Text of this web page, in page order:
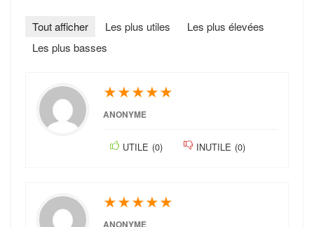
Tout afficher Les plus utiles
Les plus élevées
Les plus basses
★★★★★
ANONYME
UTILE (0) INUTILE (0)
★★★★★
ANONYME